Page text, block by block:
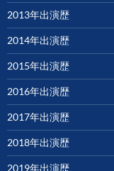
2013年出演歴
2014年出演歴
2015年出演歴
2016年出演歴
2017年出演歴
2018年出演歴
2019年出演歴